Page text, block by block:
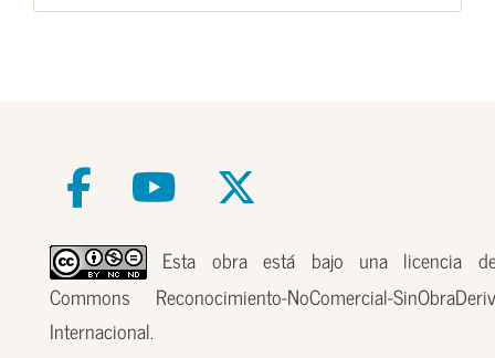
Esta obra está bajo una licencia
Commons Reconocimiento-NoComercial-
Internacional.